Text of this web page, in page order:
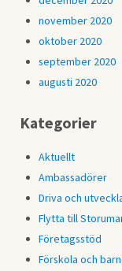
november 2020
oktober 2020
september 2020
augusti 2020
Kategorier
Aktuellt
Ambassadörer
Driva och
Flytta till
Företagsstöd
Förskola och